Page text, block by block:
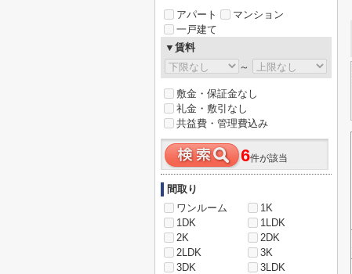
アパート
マンション
一戸建て
▼賃料
～
敷金・保証金なし
礼金・敷引なし
共益費・管理費込み
6件が該当
間取り
ワンルーム
1K
1DK
1LDK
2K
2DK
2LDK
3K
3DK
3LDK